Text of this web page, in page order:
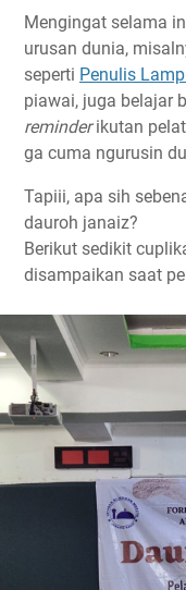
Mengingat selama
urusan dunia,
seperti Penulis
piawai, juga belajar
reminderikutan
ga cuma ngurusin
Tapiii, apa sih
dauroh janaiz?
Berikut sedikit
disampaikan saat